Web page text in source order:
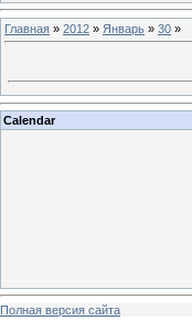
Главная » 2012 » Январь » 30 »
Calendar
Полная версия сайта